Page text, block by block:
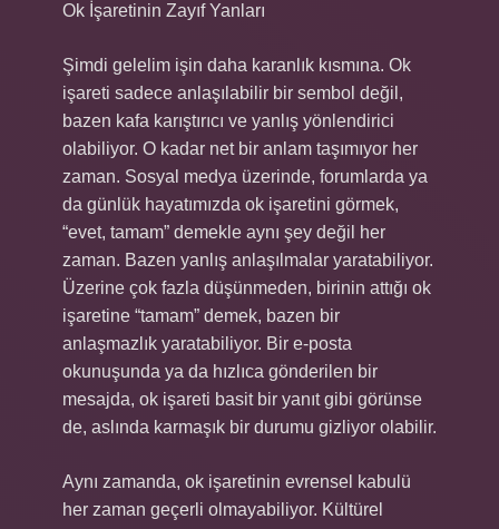
Ok İşaretinin Zayıf Yanları
Şimdi gelelim işin daha karanlık kısmına. Ok
işareti sadece anlaşılabilir bir sembol değil,
bazen kafa karıştırıcı ve yanlış yönlendirici
olabiliyor. O kadar net bir anlam taşımıyor her
zaman. Sosyal medya üzerinde, forumlarda ya
da günlük hayatımızda ok işaretini görmek,
“evet, tamam” demekle aynı şey değil her
zaman. Bazen yanlış anlaşılmalar yaratabiliyor.
Üzerine çok fazla düşünmeden, birinin attığı ok
işaretine “tamam” demek, bazen bir
anlaşmazlık yaratabiliyor. Bir e-posta
okunuşunda ya da hızlıca gönderilen bir
mesajda, ok işareti basit bir yanıt gibi görünse
de, aslında karmaşık bir durumu gizliyor olabilir.
Aynı zamanda, ok işaretinin evrensel kabulü
her zaman geçerli olmayabiliyor. Kültürel